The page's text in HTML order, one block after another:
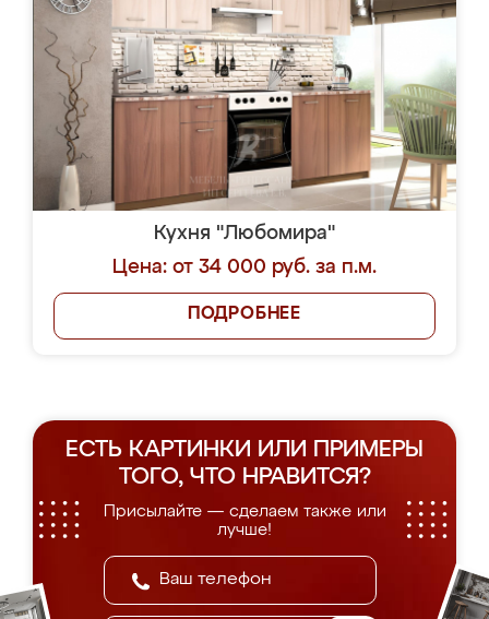
Кухня "Любомира"
Цена: от 34 000 руб. за п.м.
ПОДРОБНЕЕ
ЕСТЬ КАРТИНКИ ИЛИ ПРИМЕРЫ
ТОГО, ЧТО НРАВИТСЯ?
Присылайте — сделаем также или
лучше!